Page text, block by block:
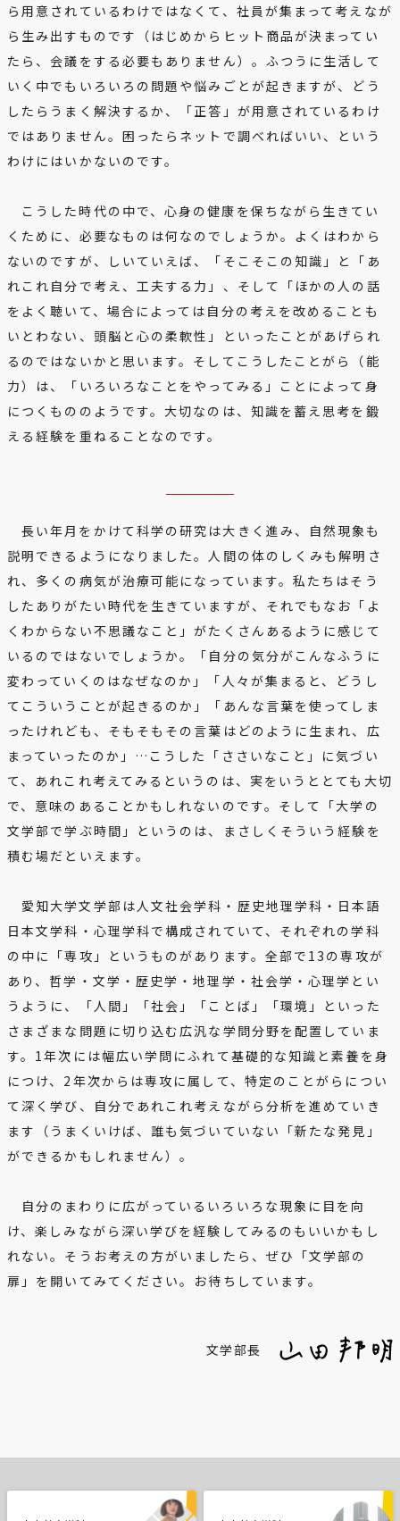
ら用意されているわけではなくて、社員が集まって考えなが
ら生み出すものです（はじめからヒット商品が決まってい
たら、会議をする必要もありません）。ふつうに生活して
いく中でもいろいろの問題や悩みごとが起きますが、どう
したらうまく解決するか、「正答」が用意されているわけ
ではありません。困ったらネットで調べればいい、という
わけにはいかないのです。
こうした時代の中で、心身の健康を保ちながら生きてい
くために、必要なものは何なのでしょうか。よくはわから
ないのですが、しいていえば、「そこそこの知識」と「あ
れこれ自分で考え、工夫する力」、そして「ほかの人の話
をよく聴いて、場合によっては自分の考えを改めることも
いとわない、頭脳と心の柔軟性」といったことがあげられ
るのではないかと思います。そしてこうしたことがら（能
力）は、「いろいろなことをやってみる」ことによって身
につくもののようです。大切なのは、知識を蓄え思考を鍛
える経験を重ねることなのです。
長い年月をかけて科学の研究は大きく進み、自然現象も
説明できるようになりました。人間の体のしくみも解明さ
れ、多くの病気が治療可能になっています。私たちはそう
したありがたい時代を生きていますが、それでもなお「よ
くわからない不思議なこと」がたくさんあるように感じて
いるのではないでしょうか。「自分の気分がこんなふうに
変わっていくのはなぜなのか」「人々が集まると、どうし
てこういうことが起きるのか」「あんな言葉を使ってしま
ったけれども、そもそもその言葉はどのように生まれ、広
まっていったのか」…こうした「ささいなこと」に気づい
て、あれこれ考えてみるというのは、実をいうととても大切
で、意味のあることかもしれないのです。そして「大学の
文学部で学ぶ時間」というのは、まさしくそういう経験を
積む場だといえます。
愛知大学文学部は人文社会学科・歴史地理学科・日本語
日本文学科・心理学科で構成されていて、それぞれの学科
の中に「専攻」というものがあります。全部で13の専攻が
あり、哲学・文学・歴史学・地理学・社会学・心理学とい
うように、「人間」「社会」「ことば」「環境」といった
さまざまな問題に切り込む広汎な学問分野を配置していま
す。1年次には幅広い学問にふれて基礎的な知識と素養を身
につけ、2年次からは専攻に属して、特定のことがらについ
て深く学び、自分であれこれ考えながら分析を進めていき
ます（うまくいけば、誰も気づいていない「新たな発見」
ができるかもしれません）。
自分のまわりに広がっているいろいろな現象に目を向
け、楽しみながら深い学びを経験してみるのもいいかもし
れない。そうお考えの方がいましたら、ぜひ「文学部の
扉」を開いてみてください。お待ちしています。
文学部長